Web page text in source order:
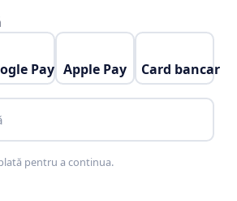
Pay Apple Pay Card bancar
pentru a continua.